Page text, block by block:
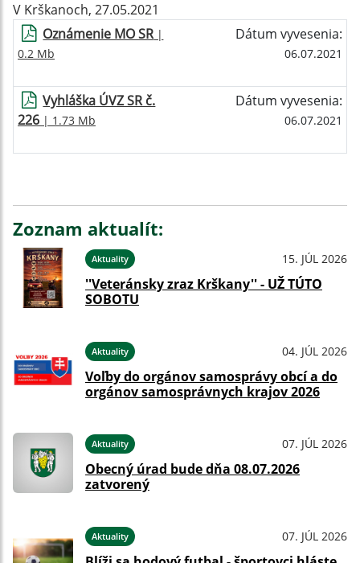
V Krškanoch, 27.05.2021
Oznámenie MO SR|
0.2 Mb
Dátum vyvesenia:
06.07.2021
Vyhláška ÚVZ SR č.
226 | 1.73 Mb
Dátum vyvesenia:
06.07.2021
Zoznam aktualít:
Aktuality 15. JÚL 2026
''Veteránsky zraz Krškany'' - UŽ TÚTO
SOBOTU
Aktuality 04. JÚL 2026
Voľby do orgánov samosprávy obcí a do
orgánov samosprávnych krajov 2026
Aktuality 07. JÚL 2026
Obecný úrad bude dňa 08.07.2026
zatvorený
Aktuality 07. JÚL 2026